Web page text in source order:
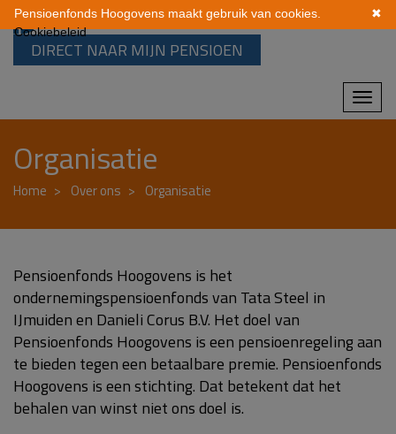
DIRECT NAAR MIJN PENSIOEN
Organisatie
Home Over ons Organisatie
Pensioenfonds Hoogovens is het
ondernemingspensioenfonds van Tata Steel in
IJmuiden en Danieli Corus B.V. Het doel van
Pensioenfonds Hoogovens is een pensioenregeling aan
te bieden tegen een betaalbare premie. Pensioenfonds
Hoogovens is een stichting. Dat betekent dat het
behalen van winst niet ons doel is.
✖
Pensioenfonds Hoogovens maakt gebruik van cookies.
Cookiebeleid